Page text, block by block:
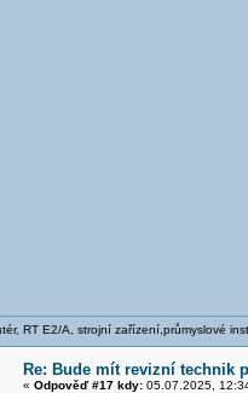
RT E2/A, strojní zařízení,průmyslové
Re: Bude mít revizní technik
« Odpověď #17 kdy:05.07.2025,